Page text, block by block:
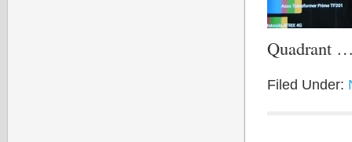
Quadrant
Filed Under: